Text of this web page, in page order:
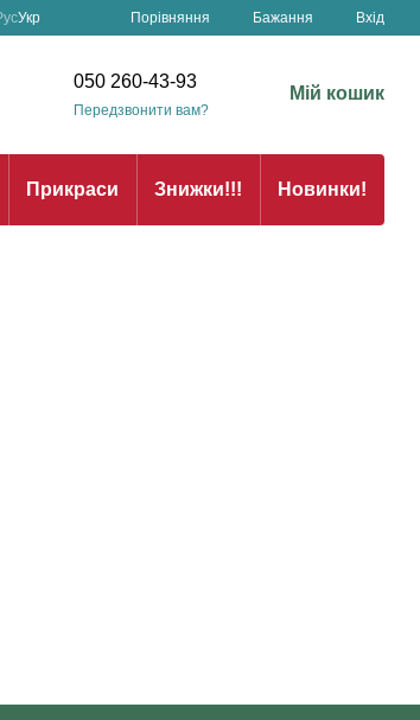
Укр Порівняння Бажання Вхід
050 260-43-93
Передзвонити вам?
Мій кошик
Прикраси Знижки!!! Новинки!